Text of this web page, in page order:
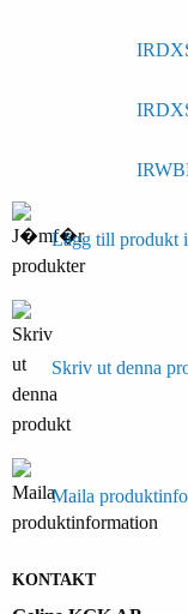
Lägg till produkt
Skriv ut denna
Maila
KONTAKT